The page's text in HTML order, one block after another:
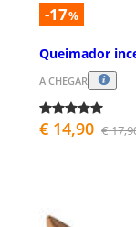
-17%
Queimador
A CHEGAR
€ 14,90 €